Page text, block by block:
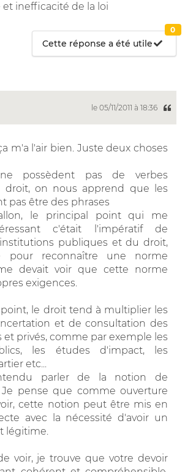
inefficacité de la loi
Cette réponse a été utile
0
le 05/11/2011 à 18:36
m'a l'air bien. Juste deux choses
possèdent pas de verbes
droit, on nous apprend que les
pas être des phrases
le principal point qui me
c'était l'impératif de
publiques et du droit,
pour reconnaître une norme
devait voir que cette norme
exigences.
le droit tend à multiplier les
et de consultation des
et privés, comme par exemple les
les études d'impact, les
etc...
parler de la notion de
Je pense que comme ouverture
cette notion peut être mis en
avec la nécessité d'avoir un
légitime.
voir, je trouve que votre devoir